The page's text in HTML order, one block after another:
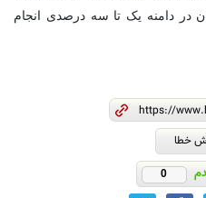
در دامنه یک تا سه درصدی انجام
خطا
0